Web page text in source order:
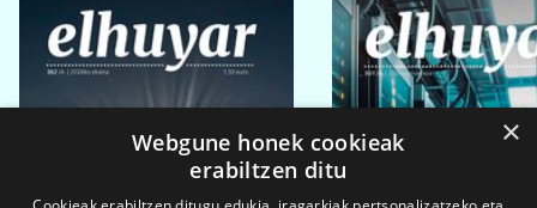
×
Webgune honek cookieak
erabiltzen ditu